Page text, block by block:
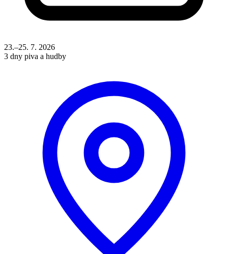
23.–25. 7. 2026
3 dny piva a hudby